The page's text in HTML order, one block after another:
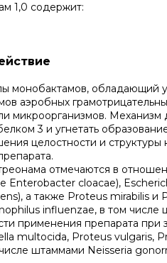
1,0 содержит:
монобактамов, обладающий
аэробных
микроорганизмов. Механизм
3 и угнетать
целостности и
отмечаются в
Enterobacter сloacae),
а также Proteus mirabilis
influenzae, в том
применения препарата
multocida, Proteus vulgaris,
штаммами Neisseria